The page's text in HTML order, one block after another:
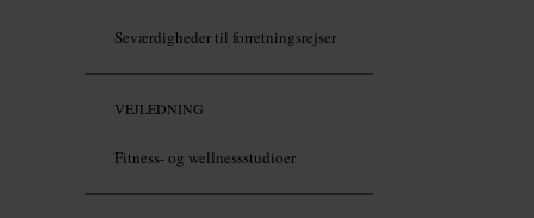
Seværdigheder til forretningsrejser
VEJLEDNING
Fitness- og wellnessstudioer